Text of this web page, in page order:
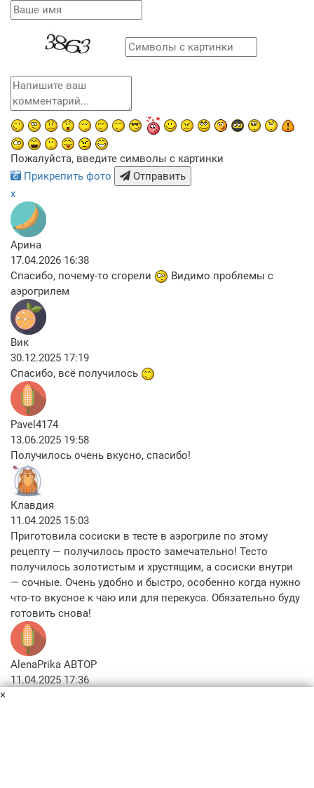
Пожалуйста, введите символы с картинки
Прикрепить фото
Отправить
x
Арина
17.04.2026 16:38
Спасибо, почему-то сгорели
Видимо проблемы с
аэрогрилем
Вик
30.12.2025 17:19
Спасибо, всё получилось
Pavel4174
13.06.2025 19:58
Получилось очень вкусно, спасибо!
Клавдия
11.04.2025 15:03
Приготовила сосиски в тесте в аэрогриле по этому
рецепту — получилось просто замечательно! Тесто
получилось золотистым и хрустящим, а сосиски внутри
— сочные. Очень удобно и быстро, особенно когда нужно
что-то вкусное к чаю или для перекуса. Обязательно буду
готовить снова!
AlenaPrika АВТОР
11.04.2025 17:36
×